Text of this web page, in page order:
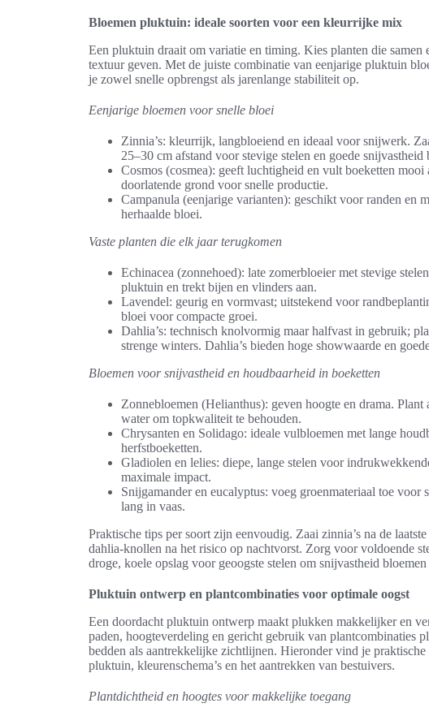
Bloemen pluktuin: ideale soorten voor een kleurrijke mix
Een pluktuin draait om variatie en timing. Kies planten die samen
textuur geven. Met de juiste combinatie van eenjarige pluktuin
je zowel snelle opbrengst als jarenlange stabiliteit op.
Eenjarige bloemen voor snelle bloei
Zinnia’s: kleurrijk, langbloeiend en ideaal voor snijwerk.
25–30 cm afstand voor stevige stelen en goede snijvastheid
Cosmos (cosmea): geeft luchtigheid en vult boeketten
doorlatende grond voor snelle productie.
Campanula (eenjarige varianten): geschikt voor randen en
herhaalde bloei.
Vaste planten die elk jaar terugkomen
Echinacea (zonnehoed): late zomerbloeier met stevige
pluktuin en trekt bijen en vlinders aan.
Lavendel: geurig en vormvast; uitstekend voor
bloei voor compacte groei.
Dahlia’s: technisch knolvormig maar halfvast in gebruik;
strenge winters. Dahlia’s bieden hoge showwaarde en
Bloemen voor snijvastheid en houdbaarheid in boeketten
Zonnebloemen (Helianthus): geven hoogte en drama. Plant
water om topkwaliteit te behouden.
Chrysanten en Solidago: ideale vulbloemen met lange
herfstboeketten.
Gladiolen en lelies: diepe, lange stelen voor
maximale impact.
Snijgamander en eucalyptus: voeg groenmateriaal toe voor
lang in vaas.
Praktische tips per soort zijn eenvoudig. Zaai zinnia’s na de
dahlia-knollen na het risico op nachtvorst. Zorg voor voldoende
droge, koele opslag voor geoogste stelen om snijvastheid bloemen
Pluktuin ontwerp en plantcombinaties voor optimale oogst
Een doordacht pluktuin ontwerp maakt plukken makkelijker en
paden, hoogteverdeling en gericht gebruik van plantcombinaties
bedden als aantrekkelijke zichtlijnen. Hieronder vind je
pluktuin, kleurenschema’s en het aantrekken van bestuivers.
Plantdichtheid en hoogtes voor makkelijke toegang